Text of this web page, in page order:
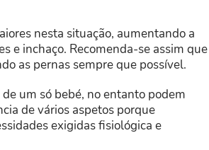
nesta situação, aumentando a
e inchaço. Recomenda-se assim que
as pernas sempre que possível.
um só bebé, no entanto podem
de vários aspetos porque
exigidas fisiológica e